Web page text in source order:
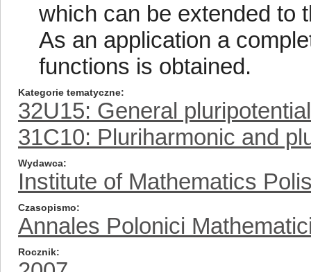
which can be extended to
As an application a
functions is obtained.
Kategorie tematyczne
32U15: General
31C10: Pluriharmonic and
Wydawca
Institute of Mathematics
Czasopismo
Annales Polonici
Rocznik